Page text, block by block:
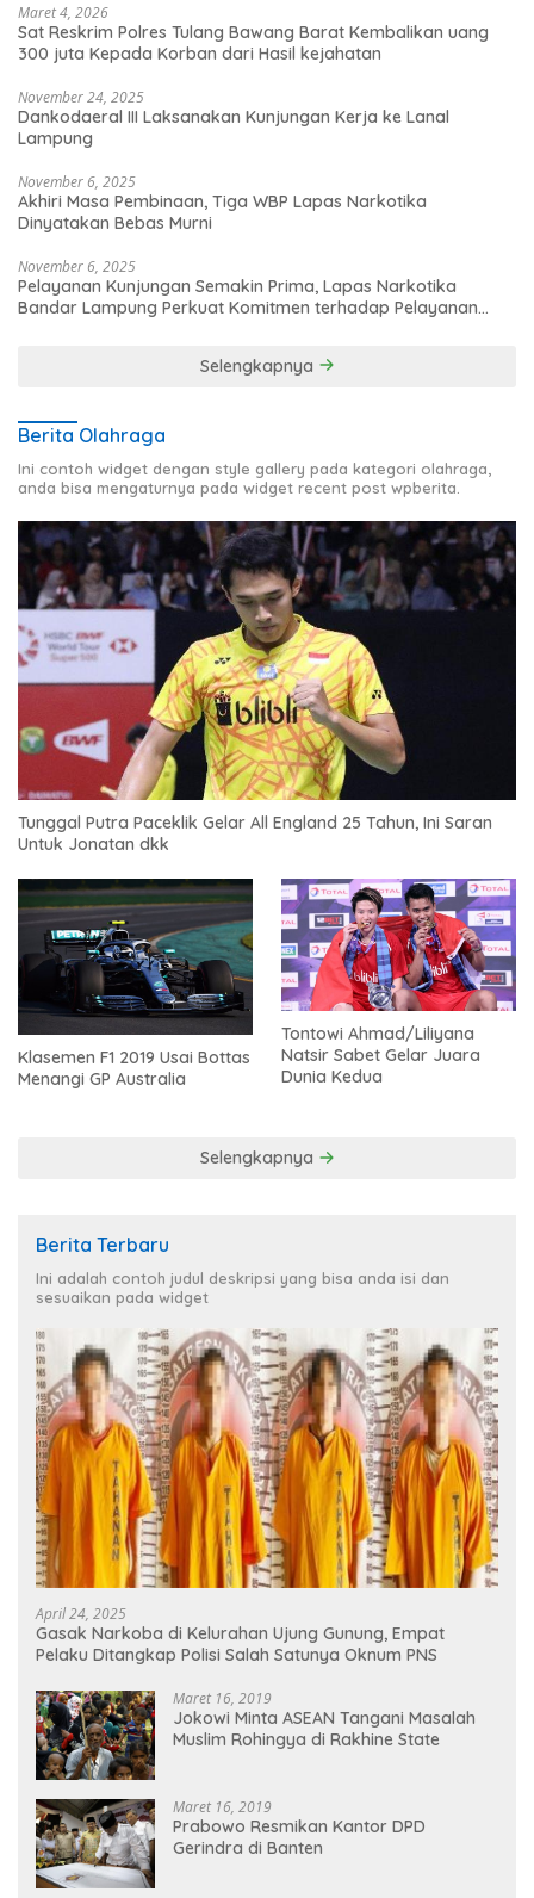
Maret 4, 2026
Sat Reskrim Polres Tulang Bawang Barat Kembalikan uang
300 juta Kepada Korban dari Hasil kejahatan
November 24, 2025
Dankodaeral III Laksanakan Kunjungan Kerja ke Lanal
Lampung
November 6, 2025
Akhiri Masa Pembinaan, Tiga WBP Lapas Narkotika
Dinyatakan Bebas Murni
November 6, 2025
Pelayanan Kunjungan Semakin Prima, Lapas Narkotika
Bandar Lampung Perkuat Komitmen terhadap Pelayanan
Selengkapnya
Berita Olahraga
Ini contoh widget dengan style gallery pada kategori olahraga,
anda bisa mengaturnya pada widget recent post wpberita.
Tunggal Putra Paceklik Gelar All England 25 Tahun, Ini Saran
Untuk Jonatan dkk
Klasemen F1 2019 Usai Bottas
Menangi GP Australia
Tontowi Ahmad/Liliyana
Natsir Sabet Gelar Juara
Dunia Kedua
Selengkapnya
Berita Terbaru
Ini adalah contoh judul deskripsi yang bisa anda isi dan
sesuaikan pada widget
April 24, 2025
Gasak Narkoba di Kelurahan Ujung Gunung, Empat
Pelaku Ditangkap Polisi Salah Satunya Oknum PNS
Maret 16, 2019
Jokowi Minta ASEAN Tangani Masalah
Muslim Rohingya di Rakhine State
Maret 16, 2019
Prabowo Resmikan Kantor DPD
Gerindra di Banten